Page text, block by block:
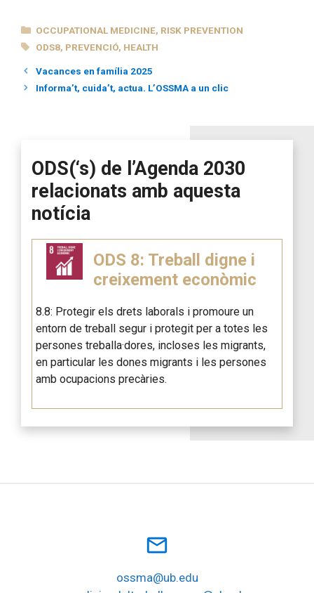
CATEGORIES
OCCUPATIONAL MEDICINE, RISK PREVENTION
TAGS
ODS8, PREVENCIÓ, HEALTH
Vacances en família 2025
Informa’t, cuida’t, actua. L’OSSMA a un clic
ODS(‘s) de l’Agenda 2030
relacionats amb aquesta
notícia
ODS 8: Treball digne i
creixement econòmic
8.8: Protegir els drets laborals i promoure un
entorn de treball segur i protegit per a totes les
persones treballa·dores, incloses les migrants,
en particular les dones migrants i les persones
amb ocupacions precàries.
mail_outline
ossma@ub.edu